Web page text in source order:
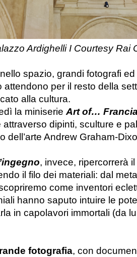
Ardighelli I Courtesy Rai
spazio, grandi fotografi
attendono per il resto della
alla cultura.
la miniserie Art of…
dipinti, sculture e
dell’arte Andrew Graham-
, invece, ripercorrerà
il filo dei materiali: dal
come inventori
hanno saputo intuire le
in capolavori immortali (da
fotografia, con